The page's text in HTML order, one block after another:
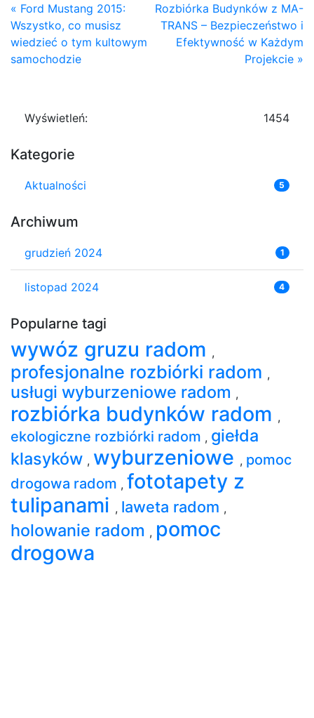
« Ford Mustang 2015:
Wszystko, co musisz
wiedzieć o tym kultowym
samochodzie
Rozbiórka Budynków z MA-
TRANS – Bezpieczeństwo i
Efektywność w Każdym
Projekcie »
Wyświetleń: 1454
Kategorie
Aktualności 5
Archiwum
grudzień 2024 1
listopad 2024 4
Popularne tagi
wywóz gruzu radom ,
profesjonalne rozbiórki radom ,
usługi wyburzeniowe radom ,
rozbiórka budynków radom ,
ekologiczne rozbiórki radom , giełda
klasyków , wyburzeniowe , pomoc
drogowa radom , fototapety z
tulipanami , laweta radom ,
holowanie radom , pomoc
drogowa